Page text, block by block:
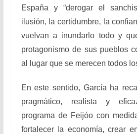
España y “derogar el
ilusión, la certidumbre, la
vuelvan a inundarlo todo y
protagonismo de sus pueblos
al lugar que se merecen todos
En este sentido, García ha
pragmático, realista y
programa de Feijóo con
fortalecer la economía, crear